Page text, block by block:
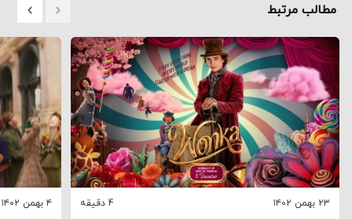
مطالب مرتبط
۲۳ بهمن ۱۴۰۲ 4 دقیقه ۴ بهمن ۱۴۰۲